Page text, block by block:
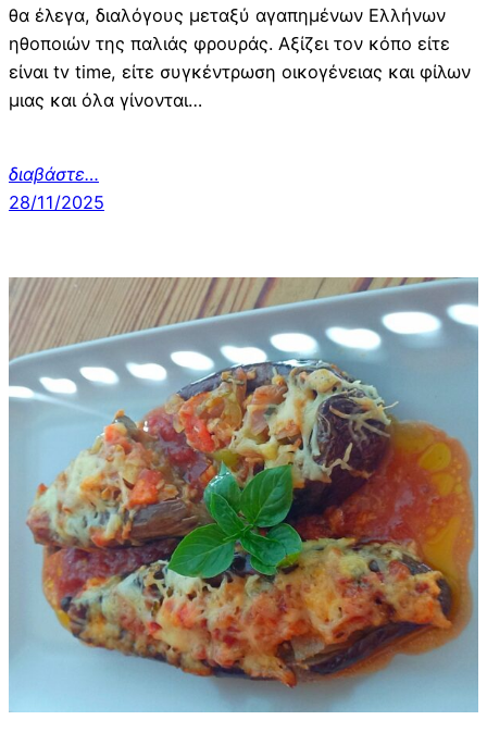
θα έλεγα, διαλόγους μεταξύ αγαπημένων Ελλήνων
ηθοποιών της παλιάς φρουράς. Αξίζει τον κόπο είτε
είναι tv time, είτε συγκέντρωση οικογένειας και φίλων
μιας και όλα γίνονται…
διαβάστε…
28/11/2025